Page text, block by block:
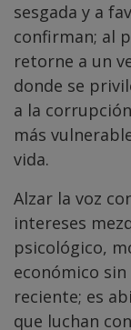
sesgada y a
confirman; al
retorne a un
donde se
a la
más
vida.
Alzar la voz
intereses
psicológico,
económico
reciente; es
que luchan